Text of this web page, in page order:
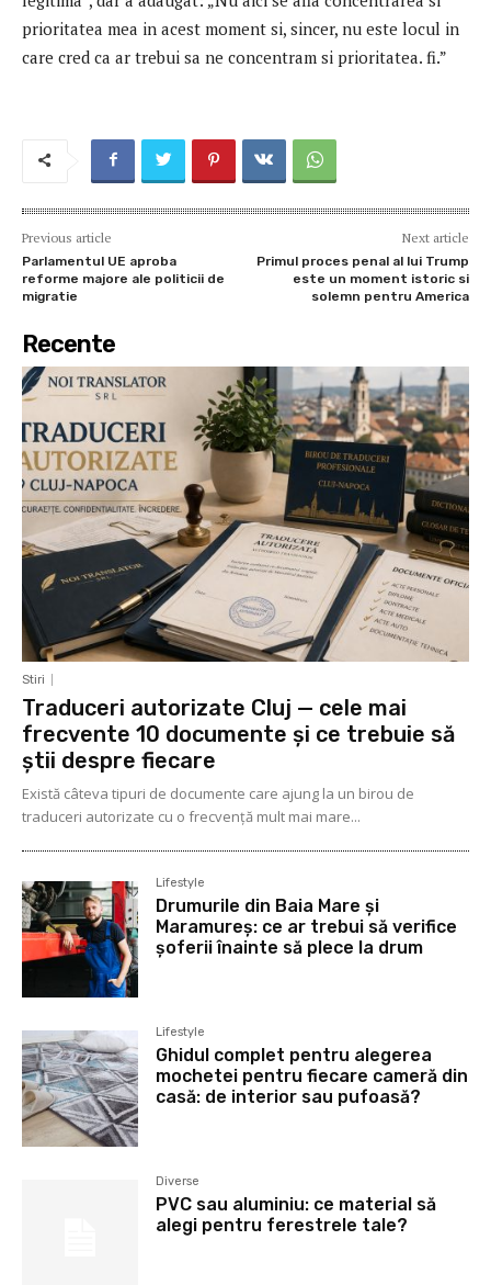
prioritatea mea in acest moment si, sincer, nu este locul in
care cred ca ar trebui sa ne concentram si prioritatea. fi.”
Previous article
Parlamentul UE aproba
reforme majore ale politicii de
migratie
Next article
Primul proces penal al lui Trump
este un moment istoric si
solemn pentru America
Recente
Stiri
Traduceri autorizate Cluj — cele mai
frecvente 10 documente și ce trebuie să
știi despre fiecare
Există câteva tipuri de documente care ajung la un birou de
traduceri autorizate cu o frecvență mult mai mare...
Lifestyle
Drumurile din Baia Mare și
Maramureș: ce ar trebui să verifice
șoferii înainte să plece la drum
Lifestyle
Ghidul complet pentru alegerea
mochetei pentru fiecare cameră din
casă: de interior sau pufoasă?
Diverse
PVC sau aluminiu: ce material să
alegi pentru ferestrele tale?